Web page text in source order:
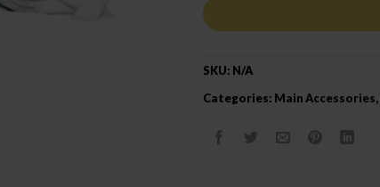
SKU: N/A
Categories: Main Accessories,